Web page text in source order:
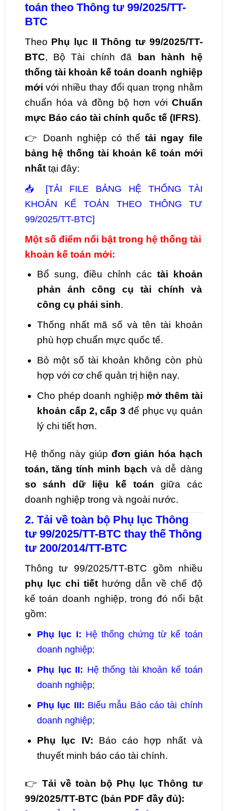
toán theo Thông tư 99/2025/TT-
BTC
Theo Phụ lục II Thông tư 99/2025/TT-
BTC, Bộ Tài chính đã ban hành hệ
thống tài khoản kế toán doanh nghiệp
mới với nhiều thay đổi quan trọng nhằm
chuẩn hóa và đồng bộ hơn với Chuẩn
mực Báo cáo tài chính quốc tế (IFRS).
👉 Doanh nghiệp có thểtải ngay file
bảng hệ thống tài khoản kế toán mới
nhấttại đây:
📥 [TẢI FILE BẢNG HỆ THỐNG TÀI
KHOẢN KẾ TOÁN THEO THÔNG TƯ
99/2025/TT-BTC]
Một số điểm nổi bật trong hệ thống tài
khoản kế toán mới:
Bổ sung, điều chỉnh các tài khoản
phản ánh công cụ tài chính và
công cụ phái sinh.
Thống nhất mã số và tên tài khoản
phù hợp chuẩn mực quốc tế.
Bỏ một số tài khoản không còn phù
hợp với cơ chế quản trị hiện nay.
Cho phép doanh nghiệp mở thêm tài
khoản cấp 2, cấp 3 để phục vụ quản
lý chi tiết hơn.
Hệ thống này giúp đơn giản hóa hạch
toán, tăng tính minh bạch và dễ dàng
so sánh dữ liệu kế toán giữa các
doanh nghiệp trong và ngoài nước.
2. Tải về toàn bộ Phụ lục Thông
tư 99/2025/TT-BTC thay thế Thông
tư 200/2014/TT-BTC
Thông tư 99/2025/TT-BTC gồm nhiều
phụ lục chi tiếthướng dẫn về chế độ
kế toán doanh nghiệp, trong đó nổi bật
gồm:
Phụ lục I: Hệ thống chứng từ kế toán
doanh nghiệp;
Phụ lục II: Hệ thống tài khoản kế toán
doanh nghiệp;
Phụ lục III: Biểu mẫu Báo cáo tài chính
doanh nghiệp;
Phụ lục IV: Báo cáo hợp nhất và
thuyết minh báo cáo tài chính.
👉 Tải về toàn bộ Phụ lục Thông tư
99/2025/TT-BTC (bản PDF đầy đủ):